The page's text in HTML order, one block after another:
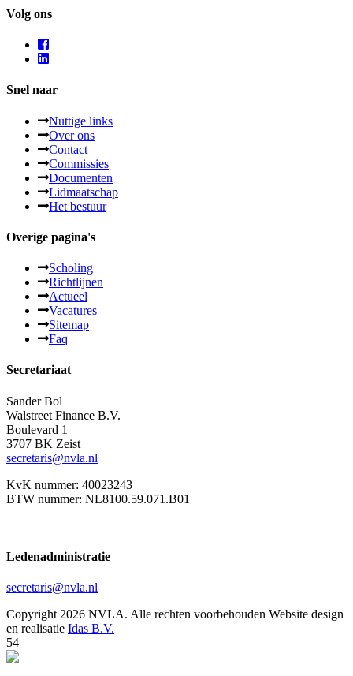
Volg ons
Snel naar
Nuttige links
Over ons
Contact
Commissies
Documenten
Lidmaatschap
Het bestuur
Overige pagina's
Scholing
Richtlijnen
Actueel
Vacatures
Sitemap
Faq
Secretariaat
Sander Bol
Walstreet Finance B.V.
Boulevard 1
3707 BK Zeist
secretaris@nvla.nl
KvK nummer: 40023243
BTW nummer: NL8100.59.071.B01
Ledenadministratie
secretaris@nvla.nl
Copyright 2026 NVLA. Alle rechten voorbehouden Website design
en realisatie Idas B.V.
54